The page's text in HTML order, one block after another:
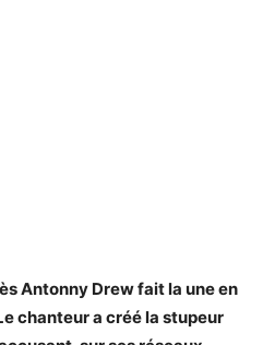
Antonny Drew fait la une en
chanteur a créé la stupeur